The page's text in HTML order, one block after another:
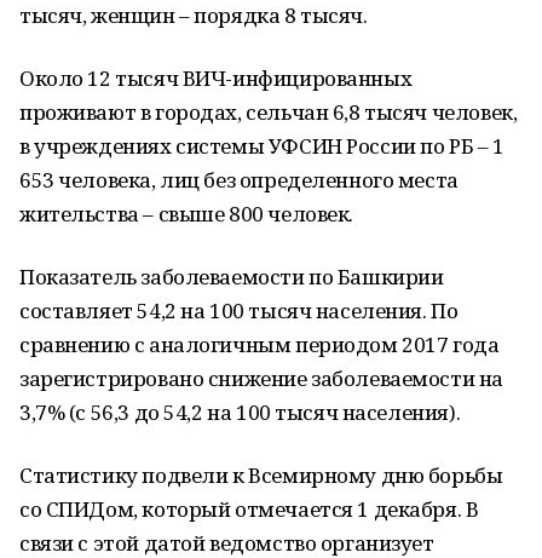
тысяч, женщин – порядка 8 тысяч.
Около 12 тысяч ВИЧ-инфицированных
проживают в городах, сельчан 6,8 тысяч человек,
в учреждениях системы УФСИН России по РБ – 1
653 человека, лиц без определенного места
жительства – свыше 800 человек.
Показатель заболеваемости по Башкирии
составляет 54,2 на 100 тысяч населения. По
сравнению с аналогичным периодом 2017 года
зарегистрировано снижение заболеваемости на
3,7% (с 56,3 до 54,2 на 100 тысяч населения).
Статистику подвели к Всемирному дню борьбы
со СПИДом, который отмечается 1 декабря. В
связи с этой датой ведомство организует